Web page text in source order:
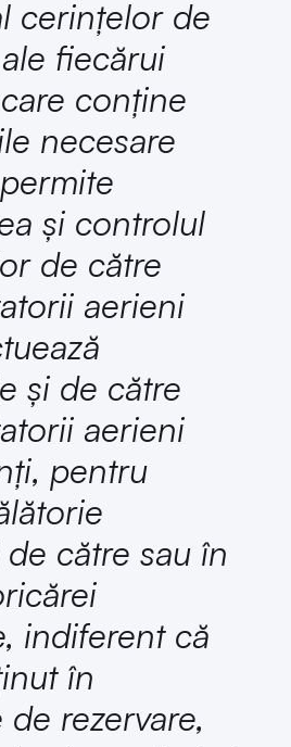
cerinţelor de
fiecărui
conţine
necesare
şi controlul
de către
aerieni
şi de către
aerieni
pentru
de către sau în
indiferent că
în
rezervare,